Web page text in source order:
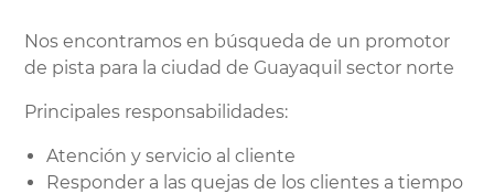
Nos encontramos en búsqueda de un promotor
de pista para la ciudad de Guayaquil sector norte
Principales responsabilidades:
Atención y servicio al cliente
Responder a las quejas de los clientes a tiempo